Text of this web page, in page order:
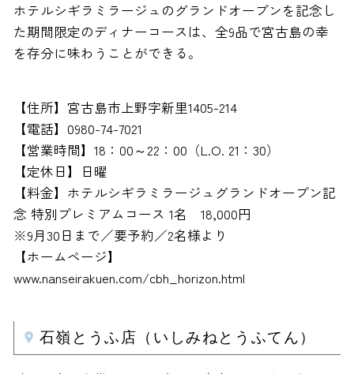
ホテルシギラミラージュのグランドオープンを記念し
た期間限定のディナーコースは、全9品で宮古島の幸
を存分に味わうことができる。
【住所】宮古島市上野字新里1405-214
【電話】0980-74-7021
【営業時間】18：00～22：00（L.O. 21：30）
【定休日】日曜
【料金】ホテルシギラミラージュグランドオープン記
念 特別プレミアムコース 1名 18,000円
※9月30日まで／要予約／2名様より
【ホームページ】
www.nanseirakuen.com/cbh_horizon.html
石嶺とうふ店（いしみねとうふてん）